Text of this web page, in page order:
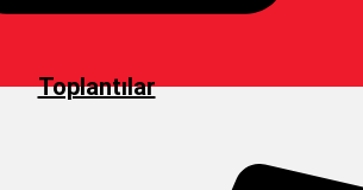
Toplantılar